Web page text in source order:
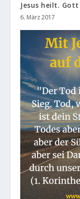
Jesus heilt.
6. März 2017